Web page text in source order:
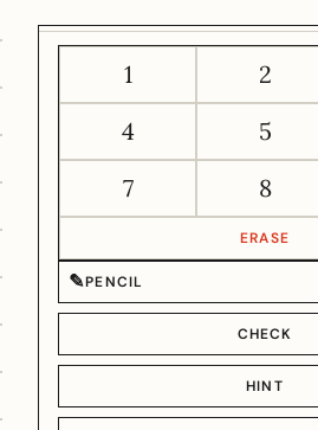
1 2
4
5
7
8
ERASE
✎PENCIL
CHECK
HINT